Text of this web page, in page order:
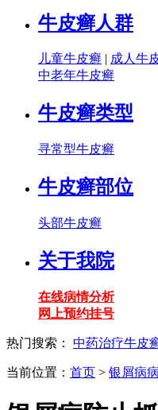
牛皮癣人群
儿童牛皮癣 | 成人牛
中老年牛皮癣
牛皮癣类型
寻常型牛皮癣
牛皮癣部位
头部牛皮癣
关于我院
在线病情分析
网上预约挂号
热门搜索： 中药治疗牛皮
当前位置： 首页 > 银屑病